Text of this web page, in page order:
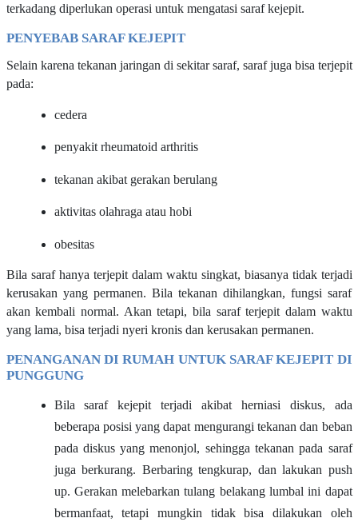
terkadang diperlukan operasi untuk mengatasi saraf kejepit.
PENYEBAB SARAF KEJEPIT
Selain karena tekanan jaringan di sekitar saraf, saraf juga bisa terjepit
pada:
cedera
penyakit rheumatoid arthritis
tekanan akibat gerakan berulang
aktivitas olahraga atau hobi
obesitas
Bila saraf hanya terjepit dalam waktu singkat, biasanya tidak terjadi
kerusakan yang permanen. Bila tekanan dihilangkan, fungsi saraf
akan kembali normal. Akan tetapi, bila saraf terjepit dalam waktu
yang lama, bisa terjadi nyeri kronis dan kerusakan permanen.
PENANGANAN DI RUMAH UNTUK SARAF KEJEPIT DI
PUNGGUNG
Bila saraf kejepit terjadi akibat herniasi diskus, ada
beberapa posisi yang dapat mengurangi tekanan dan beban
pada diskus yang menonjol, sehingga tekanan pada saraf
juga berkurang. Berbaring tengkurap, dan lakukan push
up. Gerakan melebarkan tulang belakang lumbal ini dapat
bermanfaat, tetapi mungkin tidak bisa dilakukan oleh